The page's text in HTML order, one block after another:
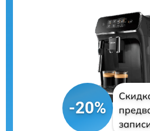
-20%